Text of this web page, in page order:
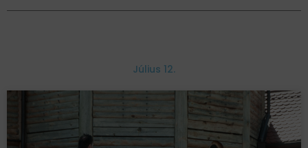
Július 12.